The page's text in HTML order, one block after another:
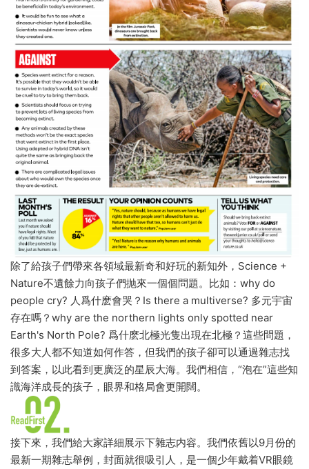
除了給孩子們帶來各領域最新奇和好玩的新知外，Science +
Nature不遺餘力向孩子們抛來一個個問題。比如：why do
people cry? 人爲什麽會哭？Is there a multiverse? 多元宇宙
存在嗎？why are the northern lights only spotted near
Earth's North Pole? 爲什麽北極光隻出現在北極？這些問題，
很多大人都不知道如何作答，但我們的孩子卻可以通過雜志找
到答案，以此看到更廣泛的星辰大海。我們相信，“泡在”這些知
識海洋成長的孩子，眼界和格局會更開闊。
接下來，我們給大家詳細展示下雜志内容。我們依舊以9月份的
最新一期雜志舉例，封面就很吸引人，是一個少年戴着VR眼鏡